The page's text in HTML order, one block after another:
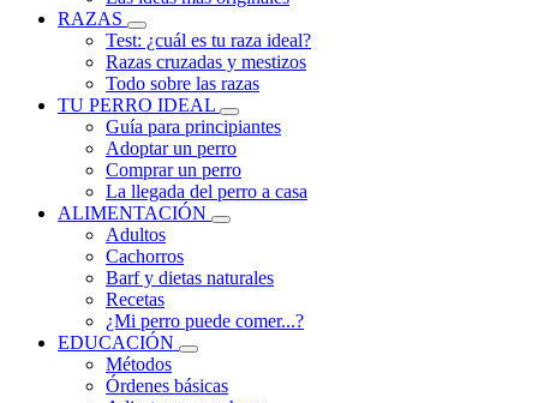
RAZAS
Test: ¿cuál es tu raza ideal?
Razas cruzadas y mestizos
Todo sobre las razas
TU PERRO IDEAL
Guía para principiantes
Adoptar un perro
Comprar un perro
La llegada del perro a casa
ALIMENTACIÓN
Adultos
Cachorros
Barf y dietas naturales
Recetas
¿Mi perro puede comer...?
EDUCACIÓN
Métodos
Órdenes básicas